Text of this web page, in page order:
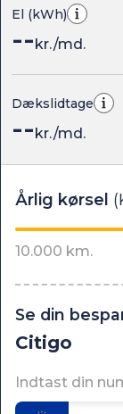
El (kWh)
--kr./md.
Dækslidtage
--kr./md.
Se din
Citigo
Indtast din